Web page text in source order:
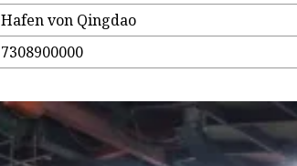
Hafen von Qingdao
7308900000